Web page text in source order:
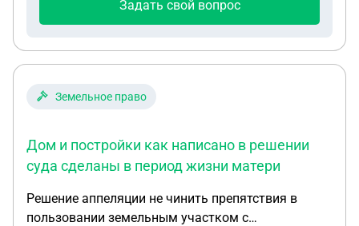
Задать свой вопрос
Земельное право
Дом и постройки как написано в решении
суда сделаны в период жизни матери
Решение аппеляции не чинить препятствия в
пользовании земельным участком с